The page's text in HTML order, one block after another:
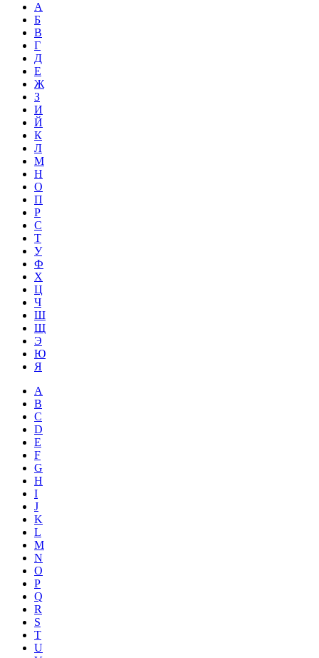
А
Б
В
Г
Д
Е
Ж
З
И
Й
К
Л
М
Н
О
П
Р
С
Т
У
Ф
Х
Ц
Ч
Ш
Щ
Э
Ю
Я
A
B
C
D
E
F
G
H
I
J
K
L
M
N
O
P
Q
R
S
T
U